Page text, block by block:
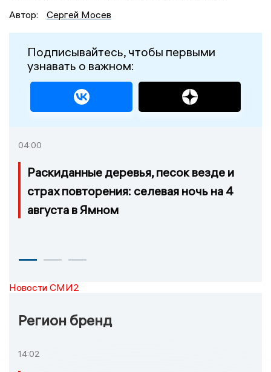
Автор:
Сергей Мосев
Подписывайтесь, чтобы первыми
узнавать о важном:
04:00
Раскиданные деревья, песок везде и
страх повторения: селевая ночь на 4
августа в Ямном
Новости СМИ2
Регион бренд
14:02